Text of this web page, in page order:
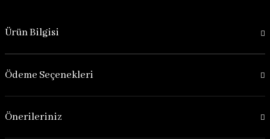
Ürün Bilgisi
Ödeme Seçenekleri
Önerileriniz